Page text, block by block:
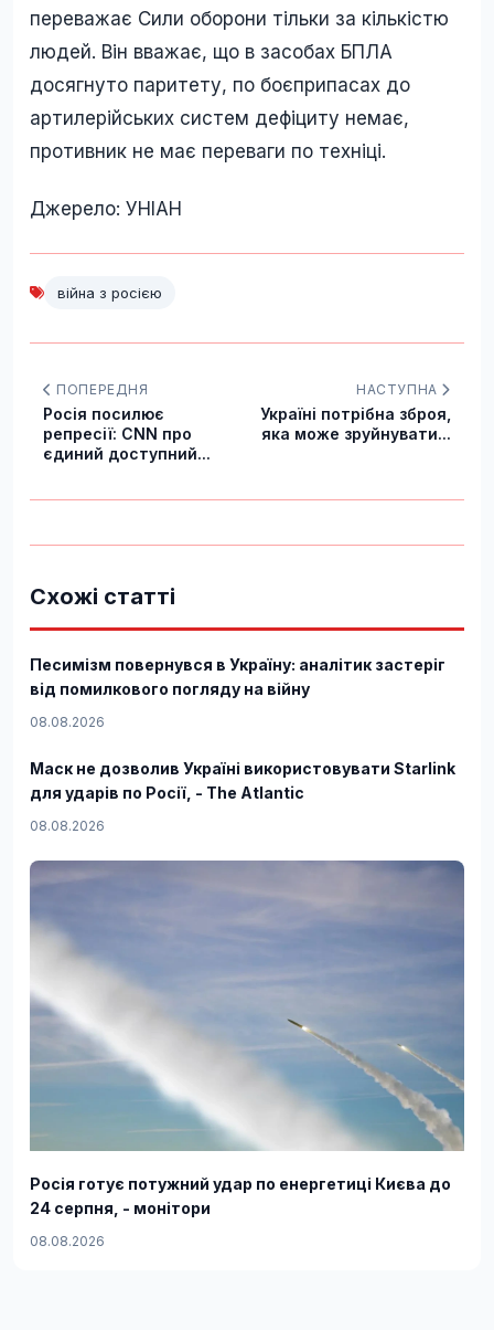
переважає Сили оборони тільки за кількістю
людей. Він вважає, що в засобах БПЛА
досягнуто паритету, по боєприпасах до
артилерійських систем дефіциту немає,
противник не має переваги по техніці.
Джерело: УНІАН
війна з росією
ПОПЕРЕДНЯ
Росія посилює
репресії: CNN про
єдиний доступний...
НАСТУПНА
Україні потрібна зброя,
яка може зруйнувати...
Схожі статті
Песимізм повернувся в Україну: аналітик застеріг
від помилкового погляду на війну
08.08.2026
Маск не дозволив Україні використовувати Starlink
для ударів по Росії, - The Atlantic
08.08.2026
Росія готує потужний удар по енергетиці Києва до
24 серпня, - монітори
08.08.2026